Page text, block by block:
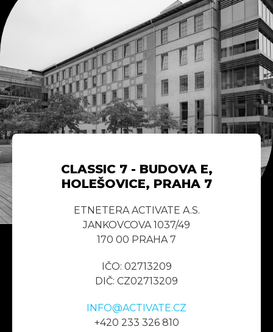
CLASSIC 7 - BUDOVA E,
HOLEŠOVICE, PRAHA 7
ETNETERA ACTIVATE A.S.
JANKOVCOVA 1037/49
170 00 PRAHA 7
IČO: 02713209
DIČ: CZ02713209
INFO@ACTIVATE.CZ
+420 233 326 810